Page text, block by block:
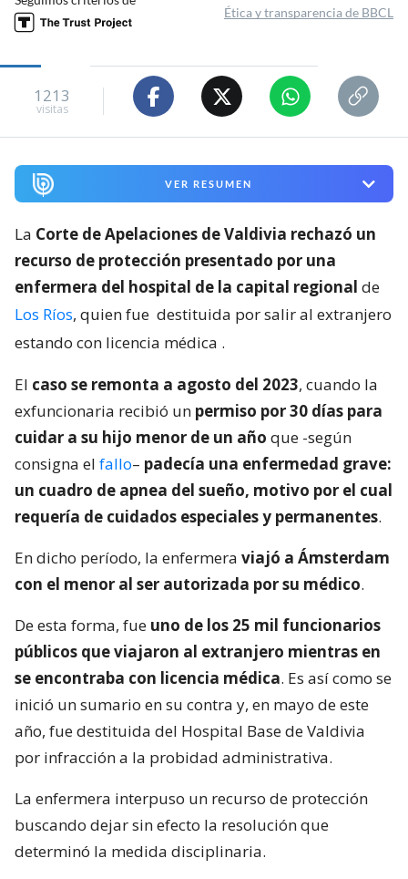
Ética y transparencia de BBCL
1213
visitas
VER RESUMEN
La Corte de Apelaciones de Valdivia rechazó un
recurso de protección presentado por una
enfermera del hospital de la capital regional de
Los Ríos, quien fue destituida por salir al extranjero
estando con licencia médica .
El caso se remonta a agosto del 2023, cuando la
exfuncionaria recibió un permiso por 30 días para
cuidar a su hijo menor de un año que -según
consigna el fallo– padecía una enfermedad grave:
un cuadro de apnea del sueño, motivo por el cual
requería de cuidados especiales y permanentes.
En dicho período, la enfermera viajó a Ámsterdam
con el menor al ser autorizada por su médico.
De esta forma, fue uno de los 25 mil funcionarios
públicos que viajaron al extranjero mientras en
se encontraba con licencia médica. Es así como se
inició un sumario en su contra y, en mayo de este
año, fue destituida del Hospital Base de Valdivia
por infracción a la probidad administrativa.
La enfermera interpuso un recurso de protección
buscando dejar sin efecto la resolución que
determinó la medida disciplinaria.